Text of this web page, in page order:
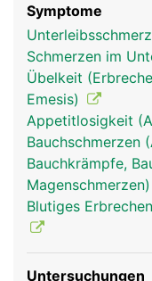
Symptome
Schmerzen im
Übelkeit
Emesis)
Appetitlosigkeit
Bauchschmerzen
Bauchkrämpfe,
Magenschmerzen)
Blutiges
Untersuchungen